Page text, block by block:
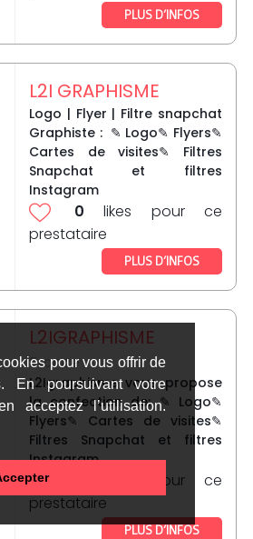
pour vous offrir de
En poursuivant votre
acceptez l’utilisation.
PLUS D’INFOS
L2I GRAPHISME
Logo | Flyer | Filtre snapchat
Graphiste : ✎ Logo✎ Flyers✎
Cartes de visites✎ Filtres
Snapchat et filtres
Instagram
0 likes pour ce
prestataire
PLUS D’INFOS
L2IGRAPHISME
France
L2Igraphisme vous propose
la confection de: ✎ Logo✎
Flyers✎ Cartes de visites✎
Filtres Snapchat et filtres
Instagram.
likes pour ce
prestataire
PLUS D’INFOS